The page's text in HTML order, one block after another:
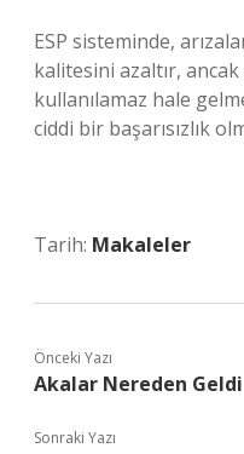
ESP sisteminde,
kalitesini azaltır,
kullanılamaz hale
ciddi bir başarısızlık
Tarih: Makaleler
Önceki Yazı
Akalar Nereden Geldi
Sonraki Yazı